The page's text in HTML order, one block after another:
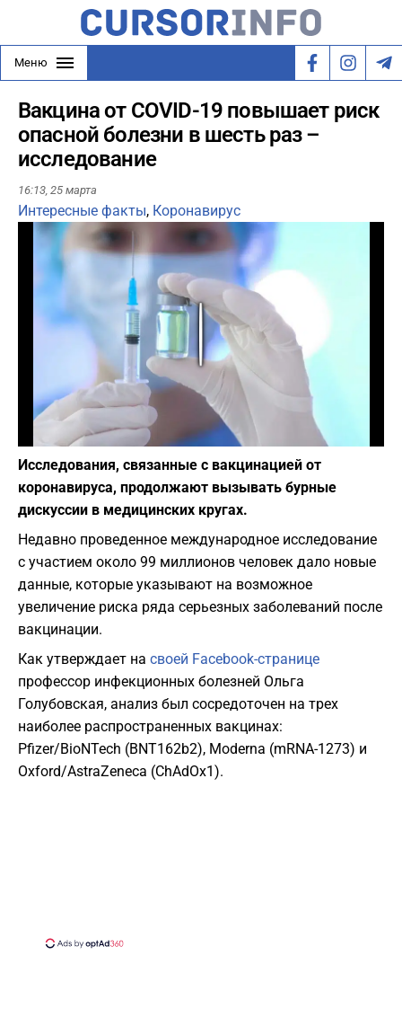
Меню
Вакцина от COVID-19 повышает риск
опасной болезни в шесть раз –
исследование
16:13, 25 марта
Интересные факты, Коронавирус
Play
Фото: depositphotos.com
Исследования, связанные с вакцинацией от
коронавируса, продолжают вызывать бурные
дискуссии в медицинских кругах.
Недавно проведенное международное исследование
с участием около 99 миллионов человек дало новые
данные, которые указывают на возможное
увеличение риска ряда серьезных заболеваний после
вакцинации.
Как утверждает на своей Facebook-странице
профессор инфекционных болезней Ольга
Голубовская, анализ был сосредоточен на трех
наиболее распространенных вакцинах:
Pfizer/BioNTech (BNT162b2), Moderna (mRNA-1273) и
Oxford/AstraZeneca (ChAdOx1).